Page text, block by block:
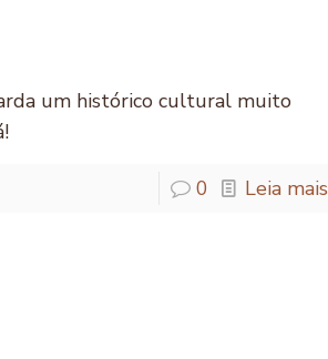
um histórico cultural muito
0 Leia mais